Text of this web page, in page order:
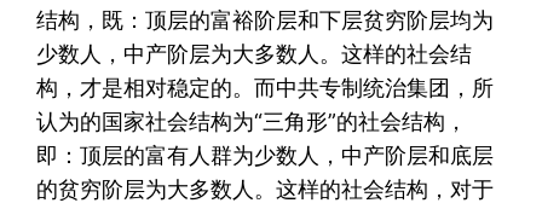
结构，既：顶层的富裕阶层和下层贫穷阶层均为
少数人，中产阶层为大多数人。这样的社会结
构，才是相对稳定的。而中共专制统治集团，所
认为的国家社会结构为“三角形”的社会结构，
即：顶层的富有人群为少数人，中产阶层和底层
的贫穷阶层为大多数人。这样的社会结构，对于